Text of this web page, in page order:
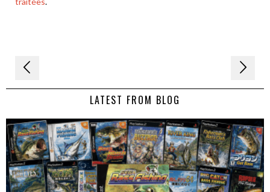
Navigation
de LATEST FROM BLOG